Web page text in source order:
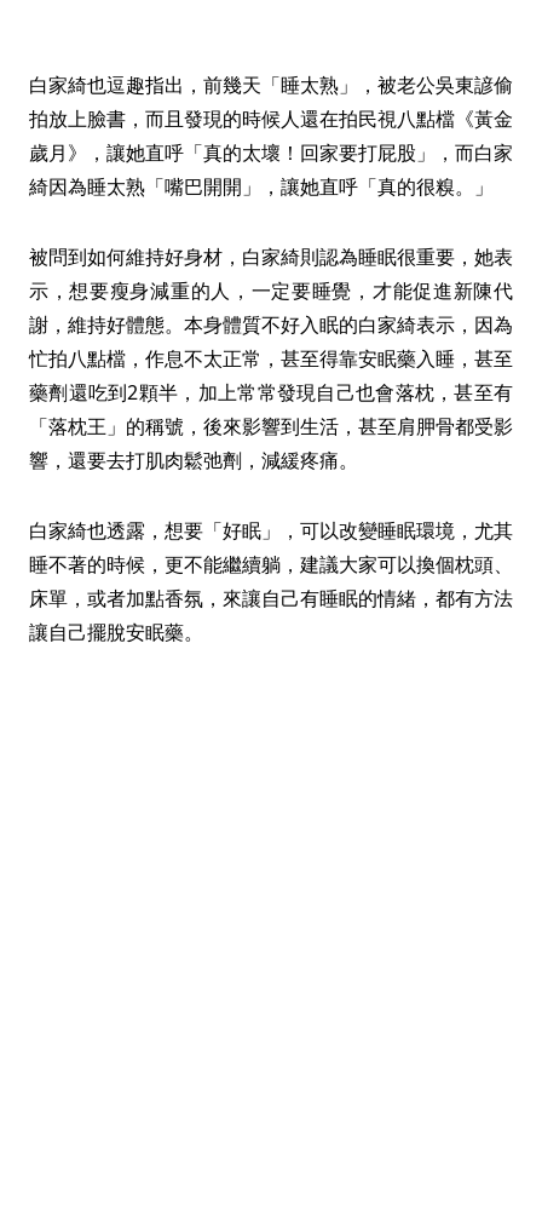
白家綺也逗趣指出，前幾天「睡太熟」，被老公吳東諺偷
拍放上臉書，而且發現的時候人還在拍民視八點檔《黃金
歲月》，讓她直呼「真的太壞！回家要打屁股」，而白家
綺因為睡太熟「嘴巴開開」，讓她直呼「真的很糗。」
被問到如何維持好身材，白家綺則認為睡眠很重要，她表
示，想要瘦身減重的人，一定要睡覺，才能促進新陳代
謝，維持好體態。本身體質不好入眠的白家綺表示，因為
忙拍八點檔，作息不太正常，甚至得靠安眠藥入睡，甚至
藥劑還吃到2顆半，加上常常發現自己也會落枕，甚至有
「落枕王」的稱號，後來影響到生活，甚至肩胛骨都受影
響，還要去打肌肉鬆弛劑，減緩疼痛。
白家綺也透露，想要「好眠」，可以改變睡眠環境，尤其
睡不著的時候，更不能繼續躺，建議大家可以換個枕頭、
床單，或者加點香氛，來讓自己有睡眠的情緒，都有方法
讓自己擺脫安眠藥。